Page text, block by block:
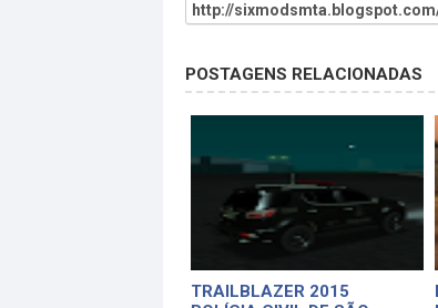
http://
POSTAGENS RELACIONADAS
TRAILBLAZER 2015